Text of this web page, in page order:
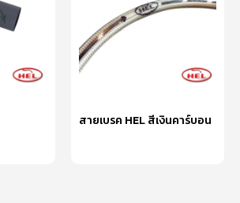
สายเบรค HEL สีเงินคาร์บอน